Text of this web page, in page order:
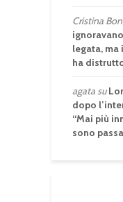
Cristina
legata,
ha
agatasu
dopo
“Mai più
sono